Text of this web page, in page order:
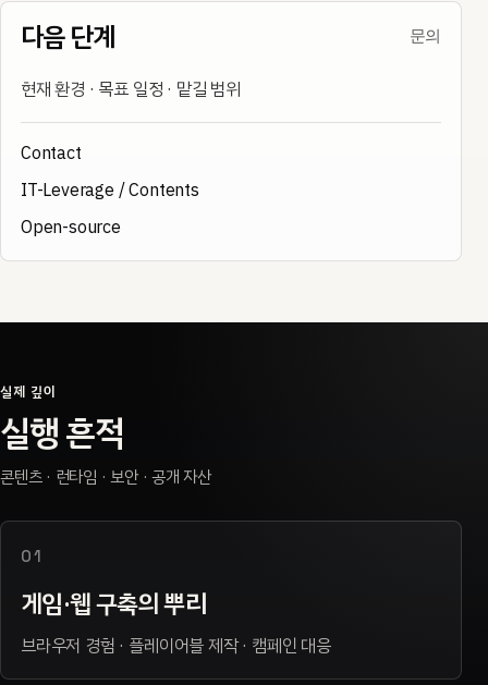
다음 단계 문의
현재 환경 · 목표 일정 · 맡길 범위
Contact
IT-Leverage / Contents
Open-source
실제 깊이
실행 흔적
콘텐츠 · 런타임 · 보안 · 공개 자산
01
게임·웹 구축의 뿌리
브라우저 경험 · 플레이어블 제작 · 캠페인 대응